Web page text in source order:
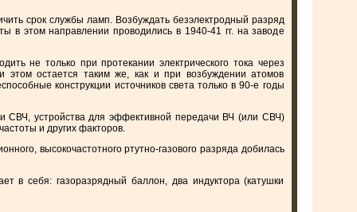
срок службы ламп. Возбуждать безэлектродный разряд
этом направлении проводились в 1940-41 гг. на заводе
не только при протекании электрического тока через
этом остается таким же, как и при возбуждении атомов
конструкции источников света только в 90-е годы
СВЧ, устройства для эффективной передачи ВЧ (или СВЧ)
и других факторов.
высокочастотного ртутно-газового разряда добилась
в себя: газоразрядный баллон, два индуктора (катушки